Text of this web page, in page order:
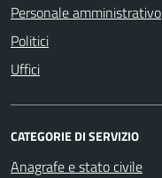
Personale amministrativo
Politici
Uffici
CATEGORIE DI SERVIZIO
Anagrafe e stato civile